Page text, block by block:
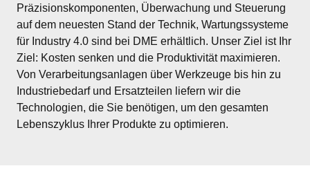
Präzisionskomponenten, Überwachung und Steuerung
auf dem neuesten Stand der Technik, Wartungssysteme
für Industry 4.0 sind bei DME erhältlich. Unser Ziel ist Ihr
Ziel: Kosten senken und die Produktivität maximieren.
Von Verarbeitungsanlagen über Werkzeuge bis hin zu
Industriebedarf und Ersatzteilen liefern wir die
Technologien, die Sie benötigen, um den gesamten
Lebenszyklus Ihrer Produkte zu optimieren.